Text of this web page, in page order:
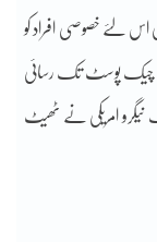
اس لئے خصوصی افراد کو
چیک پوسٹ تک رسائی
امریکی نے ٹھیٹ